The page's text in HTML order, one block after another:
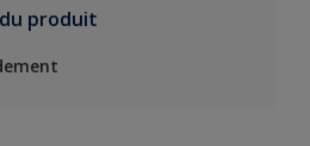
produit